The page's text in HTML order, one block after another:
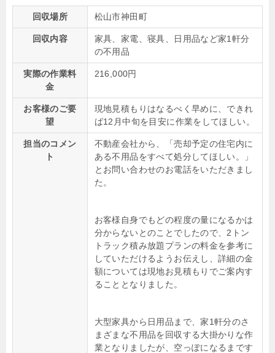
回収場所 松山市神田町
回収内容
家具、家電、寝具、日用品など家1軒分
の不用品
実際の作業料
金
216,000円
お客様のご要
望
現地見積もりはなるべく早めに、できれ
ば12月中旬を目安に作業をしてほしい。
担当のコメン
ト
不動産会社から、「売却予定の住宅内に
ある不用品をすべて処分してほしい。」
とお問い合わせのお電話をいただきまし
た。
お客様自身でもどの程度の量になるかは
分からないとのことでしたので、2トン
トラック積み放題プランの料金を参考に
していただけるようお伝えし、詳細の金
額については現地お見積もりでご案内す
ることとなりました。
大型家具から日用品まで、家1軒分のさ
まざまな不用品を回収する大掛かりな作
業となりましたが、空っぽになるまです